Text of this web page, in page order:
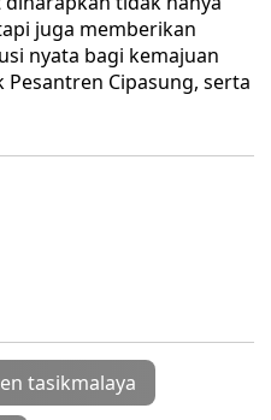
juga memberikan
nyata bagi kemajuan
Cipasung, serta
tasikmalaya